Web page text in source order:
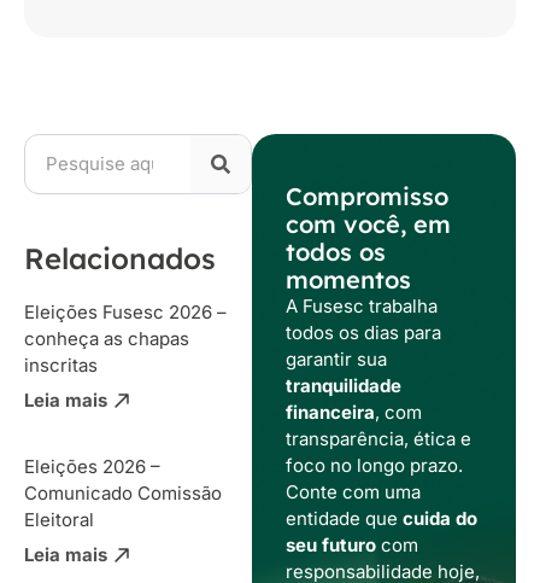
Relacionados
Eleições Fusesc 2026 –
conheça as chapas
inscritas
Leia mais
Eleições 2026 –
Comunicado Comissão
Eleitoral
Leia mais
Compromisso
com você, em
todos os
momentos
A Fusesc trabalha
todos os dias para
garantir sua
tranquilidade
financeira, com
transparência, ética e
foco no longo prazo.
Conte com uma
entidade que cuida do
seu futurocom
responsabilidade hoje,